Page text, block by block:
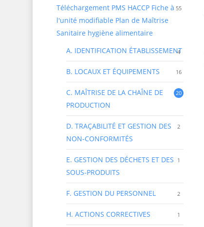
Téléchargement PMS HACCP Fiche à
l'unité modifiable Plan de Maîtrise
Sanitaire hygiène alimentaire
55
A. IDENTIFICATION ÉTABLISSEMENT
4
B. LOCAUX ET ÉQUIPEMENTS 16
C. MAÎTRISE DE LA CHAÎNE DE
PRODUCTION
20
D. TRAÇABILITÉ ET GESTION DES
NON-CONFORMITÉS
2
E. GESTION DES DÉCHETS ET DES
SOUS-PRODUITS
1
F. GESTION DU PERSONNEL 2
H. ACTIONS CORRECTIVES 1